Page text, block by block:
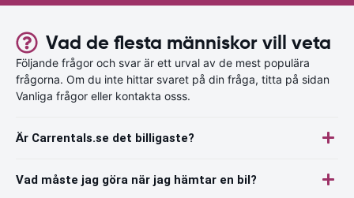
Vad de flesta människor vill veta
Följande frågor och svar är ett urval av de mest populära
frågorna. Om du inte hittar svaret på din fråga, titta på sidan
Vanliga frågor eller kontakta osss.
Är Carrentals.se det billigaste?
Vad måste jag göra när jag hämtar en bil?